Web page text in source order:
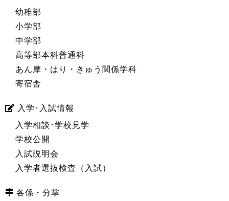
幼稚部
小学部
中学部
高等部本科普通科
あん摩・はり・きゅう関係学科
寄宿舎
入学･入試情報
入学相談･学校見学
学校公開
入試説明会
入学者選抜検査（入試）
各係・分掌